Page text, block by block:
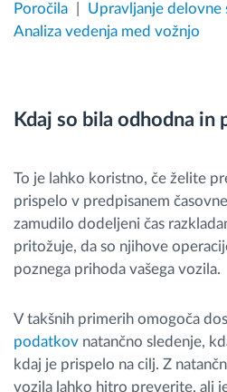
Poročila
Upravljanje delovne
Analiza vedenja med vožnjo
Kdaj so bila odhodna in
To je lahko koristno, če želite
prispelo v predpisanem
zamudilo dodeljeni čas
pritožuje, da so njihove
poznega prihoda vašega vozila.
V takšnih primerih omogoča
podatkov natančno sledenje,
kdaj je prispelo na cilj. Z
vozila lahko hitro preverite, ali